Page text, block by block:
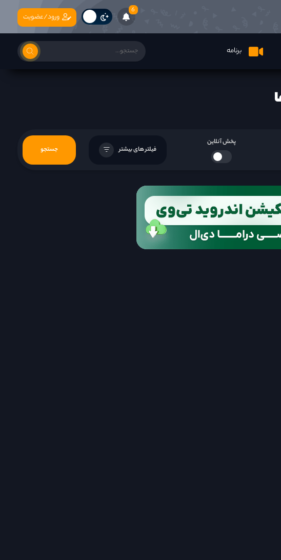
6
برنامه
ورود/عضویت
پخش آنلاین
فیلتر های بیشتر جستجو